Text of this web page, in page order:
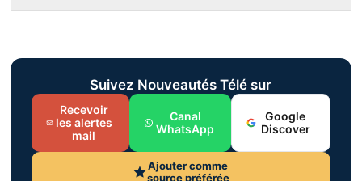
Suivez Nouveautés Télé sur
Recevoir
les alertes
mail
Canal
WhatsApp
Google
Discover
Ajouter comme
source préférée